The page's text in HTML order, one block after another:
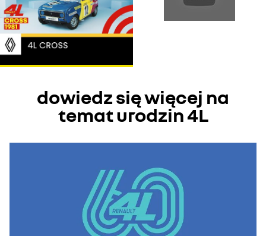
dostępu do treści wideo.
odznacz wszystkie
dowiedz się więcej na
temat urodzin 4L